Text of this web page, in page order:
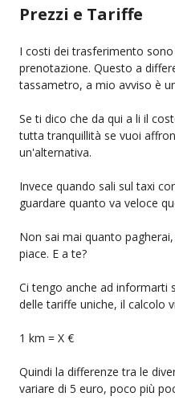
Prezzi e Tariffe
I costi dei trasferimento
prenotazione. Questo a
tassametro, a mio avviso è
Se ti dico che da qui a li il
tutta tranquillità se vuoi
un'alternativa.
Invece quando sali sul taxi
guardare quanto va veloce
Non sai mai quanto
piace. E a te?
Ci tengo anche ad informarti
delle tariffe uniche, il calcolo
1 km = X €
Quindi la differenze tra le
variare di 5 euro, poco più